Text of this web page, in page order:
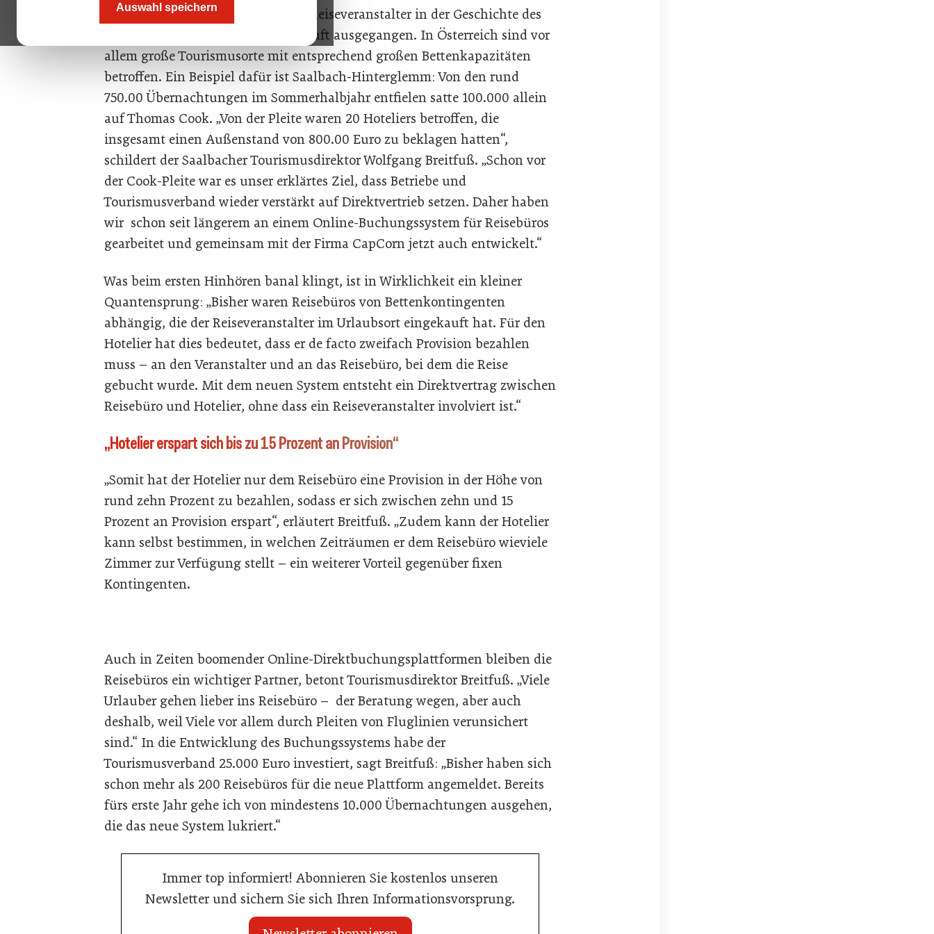
Auswahl speichern
pleite. Ausgerechnet dem ältesten Reiseveranstalter in der Geschichte des
Tourismus war wirtschaftlich die Luft ausgegangen. In Österreich sind vor
allem große Tourismusorte mit entsprechend großen Bettenkapazitäten
betroffen. Ein Beispiel dafür ist Saalbach-Hinterglemm: Von den rund
750.00 Übernachtungen im Sommerhalbjahr entfielen satte 100.000 allein
auf Thomas Cook. „Von der Pleite waren 20 Hoteliers betroffen, die
insgesamt einen Außenstand von 800.00 Euro zu beklagen hatten“,
schildert der Saalbacher Tourismusdirektor Wolfgang Breitfuß. „Schon vor
der Cook-Pleite war es unser erklärtes Ziel, dass Betriebe und
Tourismusverband wieder verstärkt auf Direktvertrieb setzen. Daher haben
wir schon seit längerem an einem Online-Buchungssystem für Reisebüros
gearbeitet und gemeinsam mit der Firma CapCorn jetzt auch entwickelt.“
Was beim ersten Hinhören banal klingt, ist in Wirklichkeit ein kleiner
Quantensprung: „Bisher waren Reisebüros von Bettenkontingenten
abhängig, die der Reiseveranstalter im Urlaubsort eingekauft hat. Für den
Hotelier hat dies bedeutet, dass er de facto zweifach Provision bezahlen
muss – an den Veranstalter und an das Reisebüro, bei dem die Reise
gebucht wurde. Mit dem neuen System entsteht ein Direktvertrag zwischen
Reisebüro und Hotelier, ohne dass ein Reiseveranstalter involviert ist.“
„Hotelier erspart sich bis zu 15 Prozent an Provision“
„Somit hat der Hotelier nur dem Reisebüro eine Provision in der Höhe von
rund zehn Prozent zu bezahlen, sodass er sich zwischen zehn und 15
Prozent an Provision erspart“, erläutert Breitfuß. „Zudem kann der Hotelier
kann selbst bestimmen, in welchen Zeiträumen er dem Reisebüro wieviele
Zimmer zur Verfügung stellt – ein weiterer Vorteil gegenüber fixen
Kontingenten.
Auch in Zeiten boomender Online-Direktbuchungsplattformen bleiben die
Reisebüros ein wichtiger Partner, betont Tourismusdirektor Breitfuß. „Viele
Urlauber gehen lieber ins Reisebüro – der Beratung wegen, aber auch
deshalb, weil Viele vor allem durch Pleiten von Fluglinien verunsichert
sind.“ In die Entwicklung des Buchungssystems habe der
Tourismusverband 25.000 Euro investiert, sagt Breitfuß: „Bisher haben sich
schon mehr als 200 Reisebüros für die neue Plattform angemeldet. Bereits
fürs erste Jahr gehe ich von mindestens 10.000 Übernachtungen ausgehen,
die das neue System lukriert.“
Immer top informiert! Abonnieren Sie kostenlos unseren
Newsletter und sichern Sie sich Ihren Informationsvorsprung.